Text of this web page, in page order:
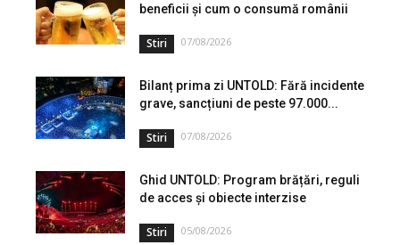
beneficii și cum o consumă românii
Stiri 07/08/2026
Bilanț prima zi UNTOLD: Fără incidente
grave, sancțiuni de peste 97.000...
Stiri 07/08/2026
Ghid UNTOLD: Program brățări, reguli
de acces și obiecte interzise
Stiri 05/08/2026